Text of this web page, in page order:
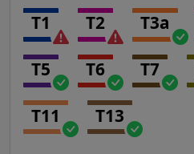
T1 T2 T3a
T5 T6 T7
T11 T13